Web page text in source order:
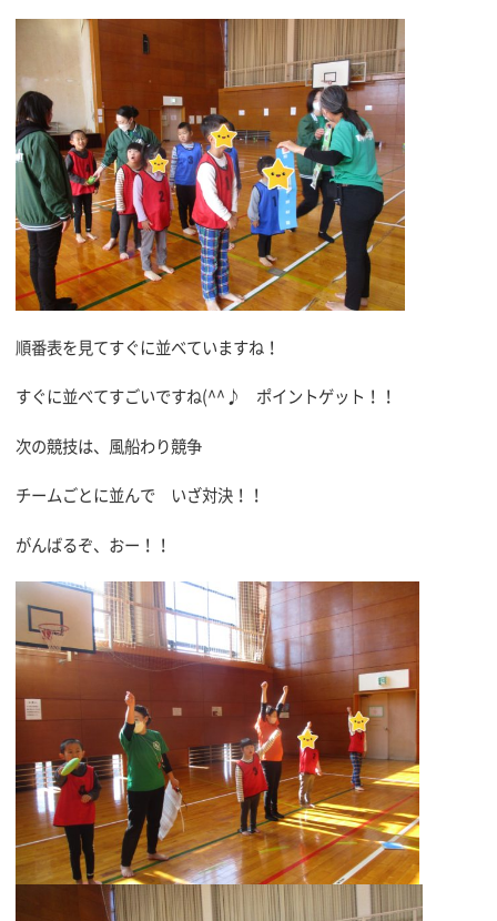
順番表を見てすぐに並べていますね！
すぐに並べてすごいですね(^^♪ ポイントゲット！！
次の競技は、風船わり競争
チームごとに並んで いざ対決！！
がんばるぞ、おー！！